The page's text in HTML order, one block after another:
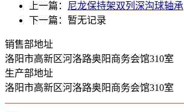
上一篇： 尼龙保持架双列深沟球轴承
下一篇：暂无记录
销售部地址
洛阳市高新区河洛路奥阳商务会馆310室
生产部地址
洛阳市高新区河洛路奥阳商务会馆310室